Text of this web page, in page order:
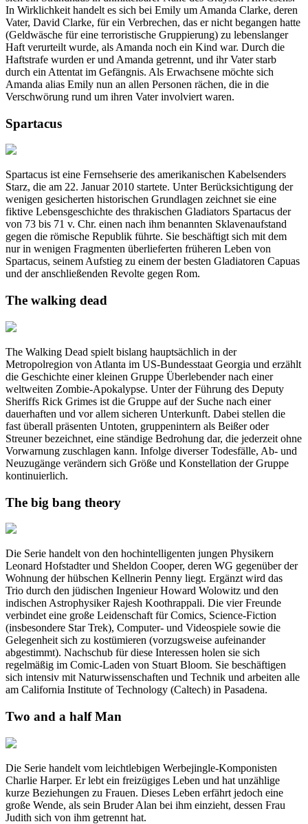
In Wirklichkeit handelt es sich bei Emily um Amanda Clarke, deren
Vater, David Clarke, für ein Verbrechen, das er nicht begangen hatte
(Geldwäsche für eine terroristische Gruppierung) zu lebenslanger
Haft verurteilt wurde, als Amanda noch ein Kind war. Durch die
Haftstrafe wurden er und Amanda getrennt, und ihr Vater starb
durch ein Attentat im Gefängnis. Als Erwachsene möchte sich
Amanda alias Emily nun an allen Personen rächen, die in die
Verschwörung rund um ihren Vater involviert waren.
Spartacus
Spartacus ist eine Fernsehserie des amerikanischen Kabelsenders
Starz, die am 22. Januar 2010 startete. Unter Berücksichtigung der
wenigen gesicherten historischen Grundlagen zeichnet sie eine
fiktive Lebensgeschichte des thrakischen Gladiators Spartacus der
von 73 bis 71 v. Chr. einen nach ihm benannten Sklavenaufstand
gegen die römische Republik führte. Sie beschäftigt sich mit dem
nur in wenigen Fragmenten überlieferten früheren Leben von
Spartacus, seinem Aufstieg zu einem der besten Gladiatoren Capuas
und der anschließenden Revolte gegen Rom.
The walking dead
The Walking Dead spielt bislang hauptsächlich in der
Metropolregion von Atlanta im US-Bundesstaat Georgia und erzählt
die Geschichte einer kleinen Gruppe Überlebender nach einer
weltweiten Zombie-Apokalypse. Unter der Führung des Deputy
Sheriffs Rick Grimes ist die Gruppe auf der Suche nach einer
dauerhaften und vor allem sicheren Unterkunft. Dabei stellen die
fast überall präsenten Untoten, gruppenintern als Beißer oder
Streuner bezeichnet, eine ständige Bedrohung dar, die jederzeit ohne
Vorwarnung zuschlagen kann. Infolge diverser Todesfälle, Ab- und
Neuzugänge verändern sich Größe und Konstellation der Gruppe
kontinuierlich.
The big bang theory
Die Serie handelt von den hochintelligenten jungen Physikern
Leonard Hofstadter und Sheldon Cooper, deren WG gegenüber der
Wohnung der hübschen Kellnerin Penny liegt. Ergänzt wird das
Trio durch den jüdischen Ingenieur Howard Wolowitz und den
indischen Astrophysiker Rajesh Koothrappali. Die vier Freunde
verbindet eine große Leidenschaft für Comics, Science-Fiction
(insbesondere Star Trek), Computer- und Videospiele sowie die
Gelegenheit sich zu kostümieren (vorzugsweise aufeinander
abgestimmt). Nachschub für diese Interessen holen sie sich
regelmäßig im Comic-Laden von Stuart Bloom. Sie beschäftigen
sich intensiv mit Naturwissenschaften und Technik und arbeiten alle
am California Institute of Technology (Caltech) in Pasadena.
Two and a half Man
Die Serie handelt vom leichtlebigen Werbejingle-Komponisten
Charlie Harper. Er lebt ein freizügiges Leben und hat unzählige
kurze Beziehungen zu Frauen. Dieses Leben erfährt jedoch eine
große Wende, als sein Bruder Alan bei ihm einzieht, dessen Frau
Judith sich von ihm getrennt hat.